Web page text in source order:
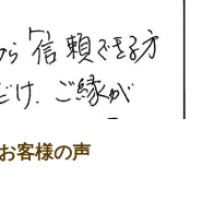
客様の声